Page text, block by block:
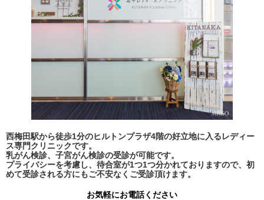
西梅田駅から徒歩1分のヒルトンプラザ4階の好立地に入るレディー
ス専門クリニックです。
乳がん検診、子宮がん検診の受診が可能です。
プライバシーを考慮し、待合室が1つ1つ分かれておりますので、初
めて受診される方にもご不安なくご受診頂けます。
お気軽にお電話ください